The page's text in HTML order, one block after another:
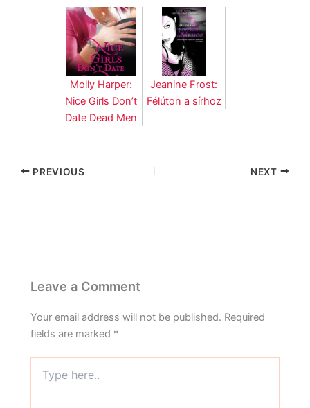
Molly Harper:
Nice Girls Don’t
Date Dead Men
Jeanine Frost:
Félúton a sírhoz
PREVIOUS NEXT
Leave a Comment
Your email address will not be published. Required
fields are marked *
here..